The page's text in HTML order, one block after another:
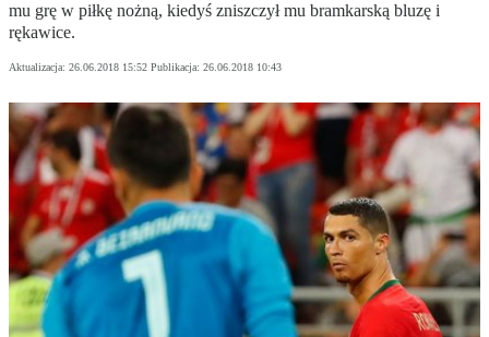
mu grę w piłkę nożną, kiedyś zniszczył mu bramkarską bluzę i
rękawice.
Aktualizacja: 26.06.2018 15:52 Publikacja: 26.06.2018 10:43